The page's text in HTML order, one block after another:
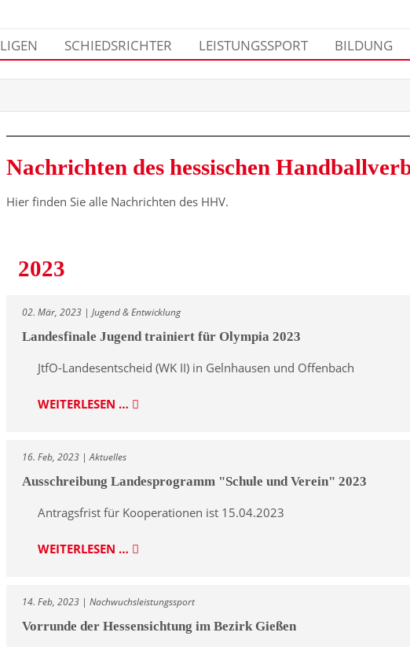
LIGEN SCHIEDSRICHTER LEISTUNGSSPORT BILDUNG
Nachrichten des hessischen
Hier finden Sie alle Nachrichten des HHV.
2023
02. Mär, 2023 | Jugend & Entwicklung
Landesfinale Jugend trainiert für Olympia 2023
JtfO-Landesentscheid (WK II) in Gelnhausen und Offenbach
WEITERLESEN …
16. Feb, 2023 | Aktuelles
Ausschreibung Landesprogramm "Schule und Verein" 2023
Antragsfrist für Kooperationen ist 15.04.2023
WEITERLESEN …
14. Feb, 2023 | Nachwuchsleistungssport
Vorrunde der Hessensichtung im Bezirk Gießen